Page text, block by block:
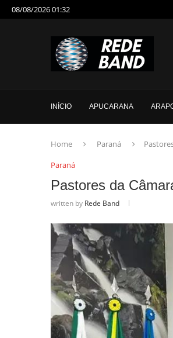
08/08/2026 01:32
INÍCIO APUCARANA
Home Paraná
Paraná
Pastores da
written by Rede Band